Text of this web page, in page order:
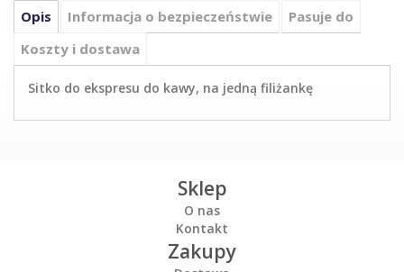
Opis Informacja o bezpieczeństwie
Pasuje do
Koszty i dostawa
Sitko do ekspresu do kawy, na jedną filiżankę
Sklep
O nas
Kontakt
Zakupy